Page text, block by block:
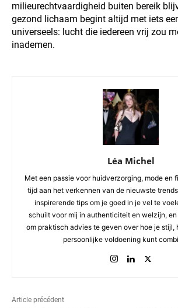
milieurechtvaardigheid buiten bereik
gezond lichaam begint altijd met iets
universeels: lucht die iedereen vrij zou
inademen.
Léa Michel
Met een passie voor huidverzorging, mode en
tijd aan het verkennen van de nieuwste
inspirerende tips om je goed in je vel te
schuilt voor mij in authenticiteit en welzijn,
om praktisch advies te geven over hoe je stijl,
persoonlijke voldoening kunt
Article précédent